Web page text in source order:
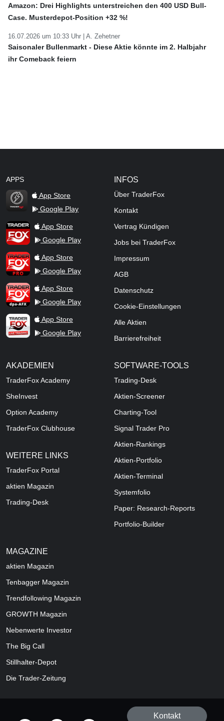
Amazon: Drei Highlights unterstreichen den 400 USD Bull-
Case. Musterdepot-Position +32 %!
16.07.2026 um 10:33 Uhr | A. Zehetner
Saisonaler Bullenmarkt - Diese Aktie könnte im 2. Halbjahr
ihr Comeback feiern
APPS
TraderFox Flash
App Store
Google Play
TraderFox AppApp Store
Google Play
TraderFox ProApp Store
Google Play
TraderFox dpa-AFX ProFeed
App Store
Google Play
TraderFox Live Trading
App Store
Google Play
INFOS
Über TraderFox
Kontakt
Vertrag Kündigen
Jobs bei TraderFox
Impressum
AGB
Datenschutz
Cookie-Einstellungen
Alle Aktien
Barrierefreiheit
AKADEMIEN
TraderFox Academy
SheInvest
Option Academy
TraderFox Clubhouse
WEITERE LINKS
TraderFox Portal
aktien Magazin
Trading-Desk
SOFTWARE-TOOLS
Trading-Desk
Aktien-Screener
Charting-Tool
Signal Trader Pro
Aktien-Rankings
Aktien-Portfolio
Aktien-Terminal
Systemfolio
Paper: Research-Reports
Portfolio-Builder
MAGAZINE
aktien Magazin
Tenbagger Magazin
Trendfollowing Magazin
GROWTH Magazin
Nebenwerte Investor
The Big Call
Stillhalter-Depot
Die Trader-Zeitung
Kontakt